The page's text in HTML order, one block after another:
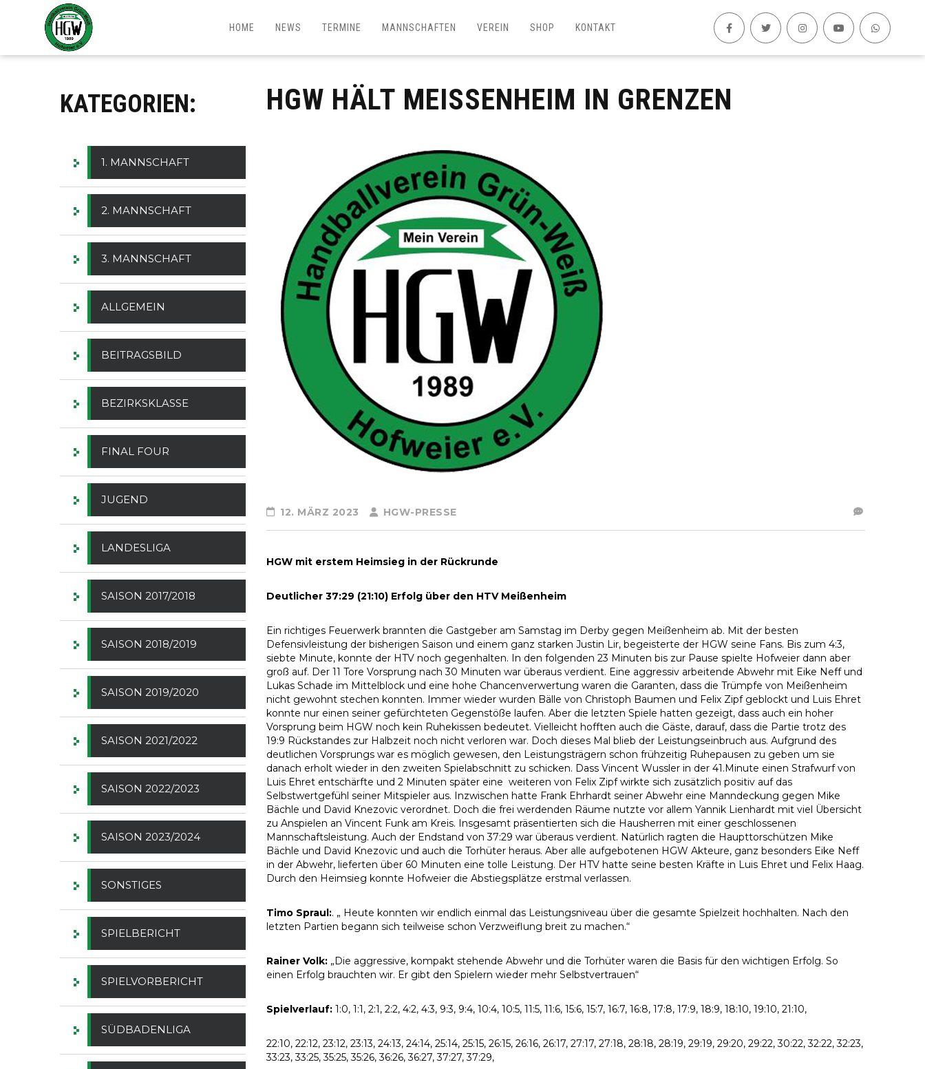
HOME NEWS TERMINE MANNSCHAFTEN VEREIN SHOP KONTAKT
HGW HÄLT MEISSENHEIM IN GRENZEN
12. MÄRZ 2023 HGW-PRESSE
HGW mit erstem Heimsieg in der Rückrunde
Deutlicher 37:29 (21:10) Erfolg über den HTV Meißenheim
Ein richtiges Feuerwerk brannten die Gastgeber am Samstag im Derby gegen Meißenheim ab. Mit der besten
Defensivleistung der bisherigen Saison und einem ganz starken Justin Lir, begeisterte der HGW seine Fans. Bis zum 4:3,
siebte Minute, konnte der HTV noch gegenhalten. In den folgenden 23 Minuten bis zur Pause spielte Hofweier dann aber
groß auf. Der 11 Tore Vorsprung nach 30 Minuten war überaus verdient. Eine aggressiv arbeitende Abwehr mit Eike Neff und
Lukas Schade im Mittelblock und eine hohe Chancenverwertung waren die Garanten, dass die Trümpfe von Meißenheim
nicht gewohnt stechen konnten. Immer wieder wurden Bälle von Christoph Baumen und Felix Zipf geblockt und Luis Ehret
konnte nur einen seiner gefürchteten Gegenstöße laufen. Aber die letzten Spiele hatten gezeigt, dass auch ein hoher
Vorsprung beim HGW noch kein Ruhekissen bedeutet. Vielleicht hofften auch die Gäste, darauf, dass die Partie trotz des
19:9 Rückstandes zur Halbzeit noch nicht verloren war. Doch dieses Mal blieb der Leistungseinbruch aus. Aufgrund des
deutlichen Vorsprungs war es möglich gewesen, den Leistungsträgern schon frühzeitig Ruhepausen zu geben um sie
danach erholt wieder in den zweiten Spielabschnitt zu schicken. Dass Vincent Wussler in der 41.Minute einen Strafwurf von
Luis Ehret entschärfte und 2 Minuten später eine weiteren von Felix Zipf wirkte sich zusätzlich positiv auf das
Selbstwertgefühl seiner Mitspieler aus. Inzwischen hatte Frank Ehrhardt seiner Abwehr eine Manndeckung gegen Mike
Bächle und David Knezovic verordnet. Doch die frei werdenden Räume nutzte vor allem Yannik Lienhardt mit viel Übersicht
zu Anspielen an Vincent Funk am Kreis. Insgesamt präsentierten sich die Hausherren mit einer geschlossenen
Mannschaftsleistung. Auch der Endstand von 37:29 war überaus verdient. Natürlich ragten die Haupttorschützen Mike
Bächle und David Knezovic und auch die Torhüter heraus. Aber alle aufgebotenen HGW Akteure, ganz besonders Eike Neff
in der Abwehr, lieferten über 60 Minuten eine tolle Leistung. Der HTV hatte seine besten Kräfte in Luis Ehret und Felix Haag.
Durch den Heimsieg konnte Hofweier die Abstiegsplätze erstmal verlassen.
Timo Spraul:. „ Heute konnten wir endlich einmal das Leistungsniveau über die gesamte Spielzeit hochhalten. Nach den
letzten Partien begann sich teilweise schon Verzweiflung breit zu machen.“
Rainer Volk: „Die aggressive, kompakt stehende Abwehr und die Torhüter waren die Basis für den wichtigen Erfolg. So
einen Erfolg brauchten wir. Er gibt den Spielern wieder mehr Selbstvertrauen“
Spielverlauf: 1:0, 1:1, 2:1, 2:2, 4:2, 4:3, 9:3, 9:4, 10:4, 10:5, 11:5, 11:6, 15:6, 15:7, 16:7, 16:8, 17:8, 17:9, 18:9, 18:10, 19:10, 21:10,
22:10, 22:12, 23:12, 23:13, 24:13, 24:14, 25:14, 25:15, 26:15, 26:16, 26:17, 27:17, 27:18, 28:18, 28:19, 29:19, 29:20, 29:22, 30:22, 32:22, 32:23,
33:23, 33:25, 35:25, 35:26, 36:26, 36:27, 37:27, 37:29,
KATEGORIEN:
1. MANNSCHAFT
2. MANNSCHAFT
3. MANNSCHAFT
ALLGEMEIN
BEITRAGSBILD
BEZIRKSKLASSE
FINAL FOUR
JUGEND
LANDESLIGA
SAISON 2017/2018
SAISON 2018/2019
SAISON 2019/2020
SAISON 2021/2022
SAISON 2022/2023
SAISON 2023/2024
SONSTIGES
SPIELBERICHT
SPIELVORBERICHT
SÜDBADENLIGA